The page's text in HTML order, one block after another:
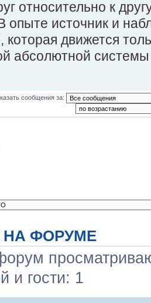
относительно к
опыте источник и
которая движется
абсолютной системы
сообщения за:
НА ФОРУМЕ
и гости: 1